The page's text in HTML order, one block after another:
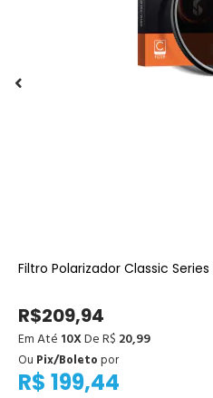
Filtro Polarizador Classic
R$209,94
Em Até 10XDe R$ 20,99
R$ 199,44
Ou Pix/Boletopor